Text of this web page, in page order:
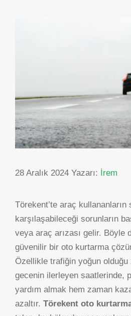
28 Aralık 2024 Yazarı: İrem
Törekent’te araç kullananların
karşılaşabileceği sorunların
veya araç arızası gelir. Böyle
güvenilir bir oto kurtarma
Özellikle trafiğin yoğun
gecenin ilerleyen saatlerinde,
yardım almak hem zaman
azaltır. Törekent oto